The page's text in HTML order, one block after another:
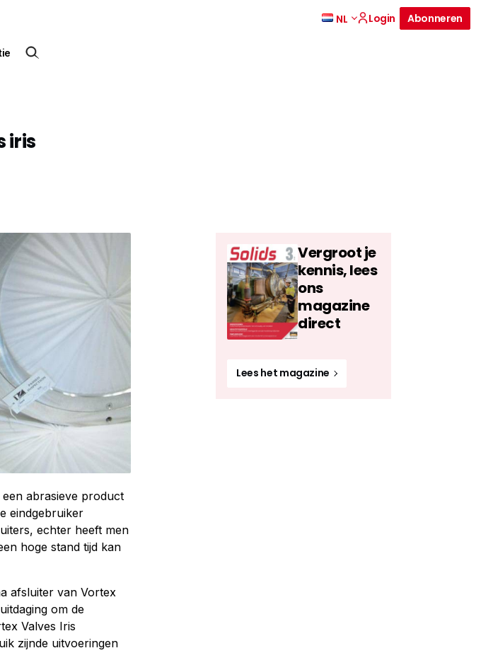
NL Login Abonneren
iris
abrasieve product
eindgebruiker
echter heeft men
hoge stand tijd kan
afsluiter van Vortex
om de
Valves Iris
zijnde uitvoeringen
Vergroot je
kennis, lees
ons
magazine
direct
Lees het magazine